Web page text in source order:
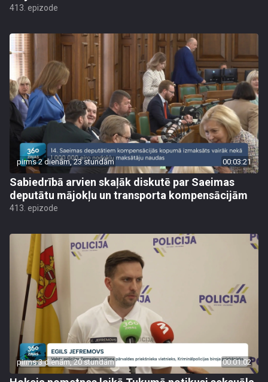
413. epizode
pirms 2 dienām, 23 stundām 00:03:21
Sabiedrībā arvien skaļāk diskutē par Saeimas
deputātu mājokļu un transporta kompensācijām
413. epizode
pirms 3 dienām, 20 stundām 00:01:02